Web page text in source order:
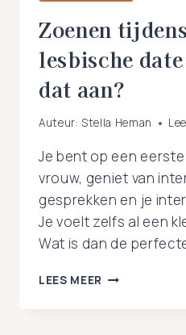
Zoenen
lesbische
dat aan?
Auteur: Stella Heman
Je bent op een
vrouw, geniet van
gesprekken en je
Je voelt zelfs al een
Wat is dan de
LEES MEER ZOENEN